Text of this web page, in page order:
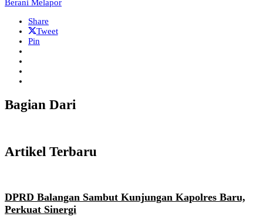
Berani Melapor
Share
Tweet
Pin
Bagian Dari
Artikel Terbaru
DPRD Balangan Sambut Kunjungan Kapolres Baru,
Perkuat Sinergi